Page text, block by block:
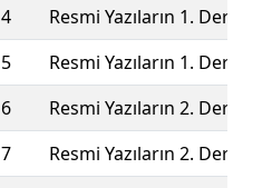
4
Resmi Yazıların 1. Derece
5
Resmi Yazıların 1. Derece
6
Resmi Yazıların 2. Derece
7
Resmi Yazıların 2. Derece